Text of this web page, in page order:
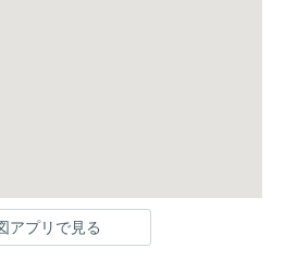
アプリで見る